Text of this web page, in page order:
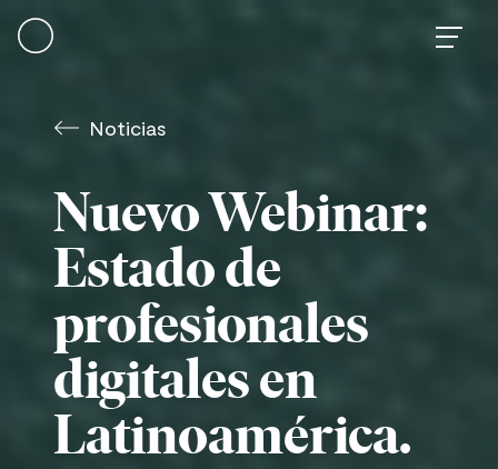
Noticias
Nuevo Webinar:
Estado de
profesionales
digitales en
Latinoamérica.